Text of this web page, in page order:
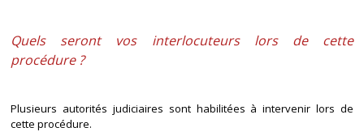
Quels seront vos interlocuteurs lors de cette
procédure ?
Plusieurs autorités judiciaires sont habilitées à intervenir lors de
cette procédure.